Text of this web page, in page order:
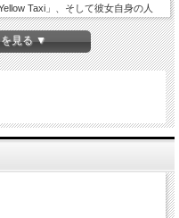
Taxi」、そして彼女自身の人
でを披露。若き日の鋭さと成熟し
芸術の集大成ともいえるパフォー
」といったジャズ・スタンダ
音楽世界を構築。透明感ある歌声
卓越した感性が存分に発揮されて
え、20世紀音楽史にその名を刻ん
彼女の音楽に初めて触れる方にも
。Recorded Live Bethel, New
Crazy Cries Of Love
Crow Moon At The Window
見る ▼